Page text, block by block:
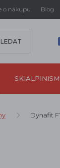
o nákupu Blog
Dynafit